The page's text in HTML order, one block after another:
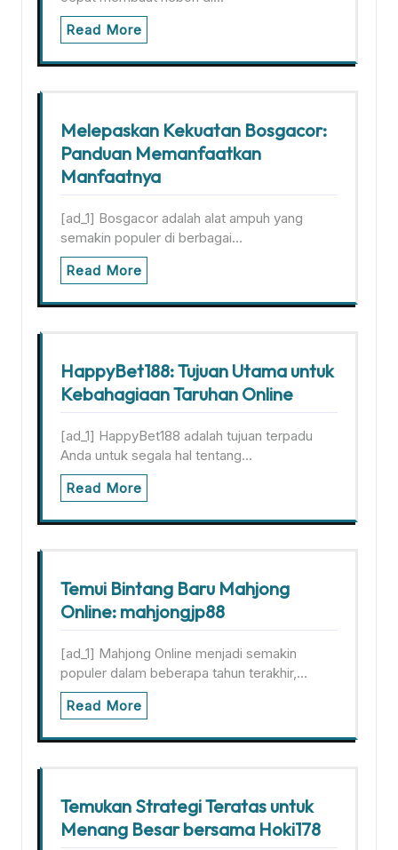
Read More
Melepaskan Kekuatan Bosgacor:
Panduan Memanfaatkan
Manfaatnya
[ad_1] Bosgacor adalah alat ampuh yang
semakin populer di berbagai…
Read More
HappyBet188: Tujuan Utama untuk
Kebahagiaan Taruhan Online
[ad_1] HappyBet188 adalah tujuan terpadu
Anda untuk segala hal tentang…
Read More
Temui Bintang Baru Mahjong
Online: mahjongjp88
[ad_1] Mahjong Online menjadi semakin
populer dalam beberapa tahun terakhir,…
Read More
Temukan Strategi Teratas untuk
Menang Besar bersama Hoki178